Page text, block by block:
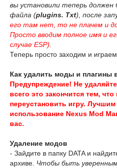
вы установили теперь должен
файла (plugins. Txt), после
его там нет, то не плачем и
Просто вводим полное имя и
случае ESP).
Теперь просто заходим и
Как удалить моды и плагины
Предупреждение! Не
всего это закончится тем,
переустановить игру.
использование Nexus Mod
вас.
Удаление модов
- Зайдите в папку DATA и
архиве. Чтобы быть